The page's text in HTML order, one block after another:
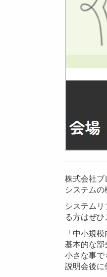
株式会社ブ
システム
システム
る方はぜひ
「中小規
基本的な部
小さな事で
説明会後に